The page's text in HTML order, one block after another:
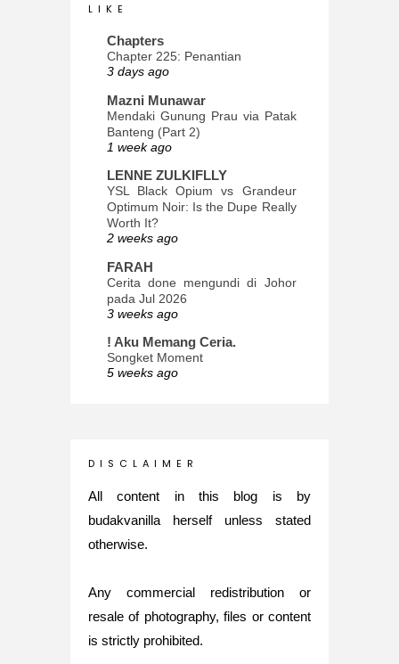
L I K E
Chapters
Chapter 225: Penantian
3 days ago
Mazni Munawar
Mendaki Gunung Prau via Patak
Banteng (Part 2)
1 week ago
LENNE ZULKIFLLY
YSL Black Opium vs Grandeur
Optimum Noir: Is the Dupe Really
Worth It?
2 weeks ago
FARAH
Cerita done mengundi di Johor
pada Jul 2026
3 weeks ago
! Aku Memang Ceria.
Songket Moment
5 weeks ago
INTROVERTED GIRL
Glory of Special Forces!
Maria Elena
What's up
Nurul Rasya
Back in Japan for My PhD: 2024
Recap of New Challenge
8 months ago
D I S C L A I M E R
All content in this blog is by
budakvanilla herself unless stated
otherwise.
Any commercial redistribution or
resale of photography, files or content
is strictly prohibited.